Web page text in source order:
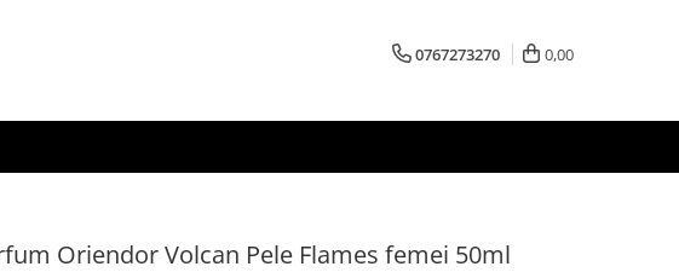
0767273270 0,00
Oriendor Volcan Pele Flames femei 50ml